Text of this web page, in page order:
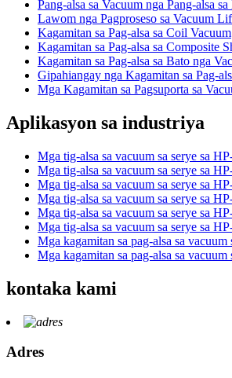
Pang-alsa sa Vacuum nga Pang-alsa
Lawom nga Pagproseso sa Vacuum
Kagamitan sa Pag-alsa sa Coil Vacuum
Kagamitan sa Pag-alsa sa Composite
Kagamitan sa Pag-alsa sa Bato nga
Gipahiangay nga Kagamitan sa Pag-
Mga Kagamitan sa Pagsuporta sa
Aplikasyon sa industriya
Mga tig-alsa sa vacuum sa serye sa
Mga tig-alsa sa vacuum sa serye sa
Mga tig-alsa sa vacuum sa serye sa
Mga tig-alsa sa vacuum sa serye sa
Mga tig-alsa sa vacuum sa serye sa
Mga tig-alsa sa vacuum sa serye sa
Mga kagamitan sa pag-alsa sa vacuum
Mga kagamitan sa pag-alsa sa vacuum
kontaka kami
Adres